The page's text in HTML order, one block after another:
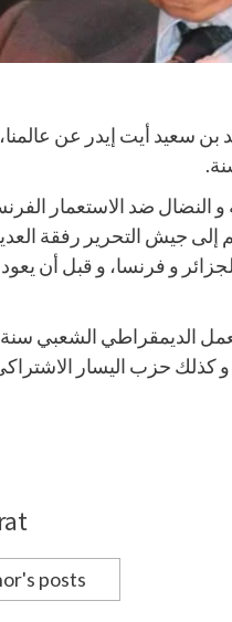
سعيد أيت إيدر عن عالمنا،
و النضال ضد الاستعمار
إلى جيش التحرير رفقة
كذلك حزب اليسار
posts